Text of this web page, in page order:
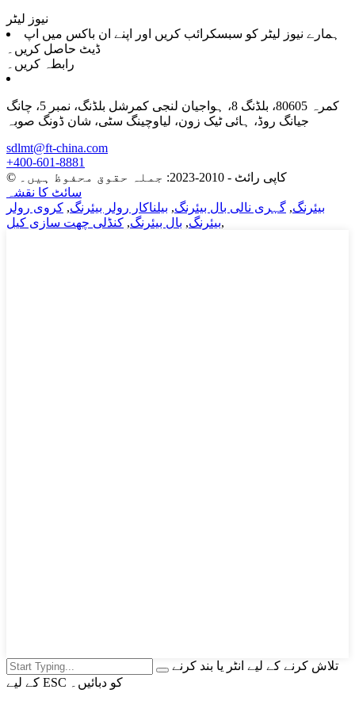
نیوز لیٹر
ہمارے نیوز لیٹر کو سبسکرائب کریں اور اپنے ان باکس میں اپ
ڈیٹ حاصل کریں۔
رابطہ کریں۔
کمرہ 80605، بلڈنگ 8، ہواجیان لنجی کمرشل بلڈنگ، نمبر 5، چانگ
جیانگ روڈ، ہائی ٹیک زون، لیاوچینگ سٹی، شان ڈونگ صوبہ
sdlmt@ft-china.com
+400-601-8881
© کاپی رائٹ - 2010-2023: جملہ حقوق محفوظ ہیں۔
سائٹ کا نقشہ
بیئرنگ, گہری نالی بال بیئرنگ, بیلناکار رولر بیئرنگ, کروی رولر
بیئرنگ, بال بیئرنگ, کنڈلی چھت سازی کیل ,
تلاش کرنے کے لیے انٹر یا بند کرنے
کے لیے ESC کو دبائیں۔